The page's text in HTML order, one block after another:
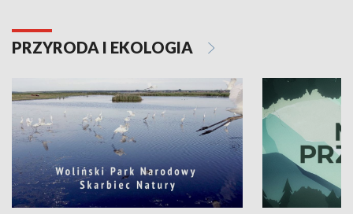
PRZYRODA I EKOLOGIA